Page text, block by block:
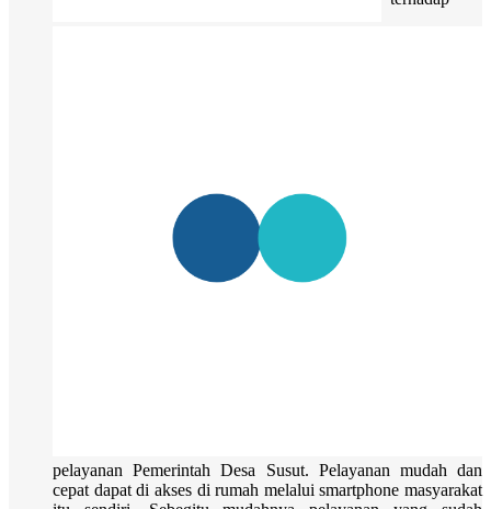
pelayanan Pemerintah Desa Susut. Pelayanan mudah dan
cepat dapat di akses di rumah melalui smartphone masyarakat